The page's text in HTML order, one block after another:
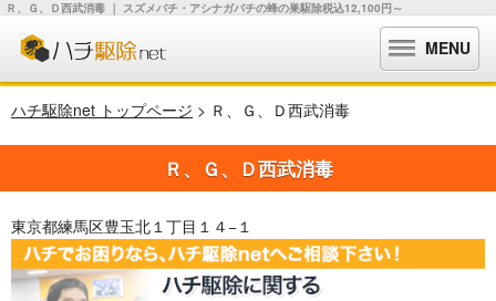
Ｒ、Ｇ、Ｄ西武消毒 ｜ スズメバチ・アシナガバチの蜂の巣駆除税込12,100円～
MENU
ハチ駆除net トップページ > Ｒ、Ｇ、Ｄ西武消毒
Ｒ、Ｇ、Ｄ西武消毒
東京都練馬区豊玉北１丁目１４−１